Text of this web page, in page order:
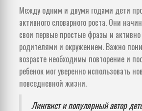
Между одним и двумя годами дети
активного словарного роста. Они
свои первые простые фразы и
родителями и окружением. Важно
возрасте необходимы повторение и
ребенок мог уверенно использовать
повседневной жизни.
Лингвист и популярный автор